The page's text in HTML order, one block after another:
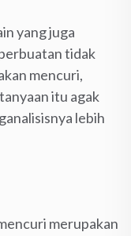
yang juga
tidak
mencuri,
itu agak
lebih
merupakan